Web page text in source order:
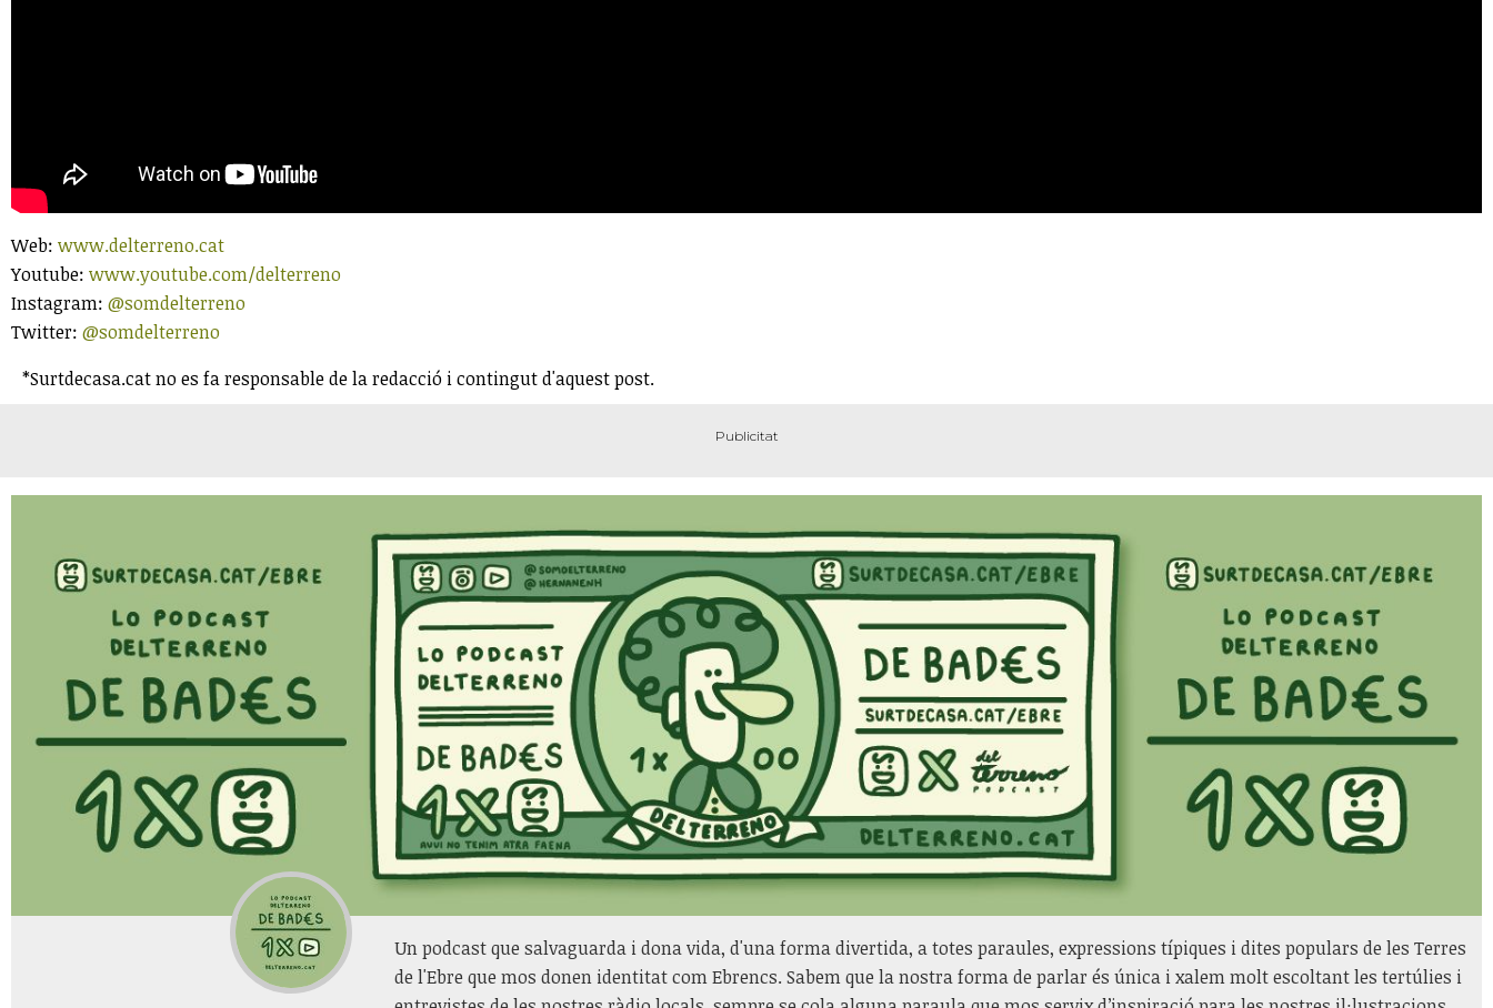
Web: www.delterreno.cat
Youtube: www.youtube.com/delterreno
Instagram: @somdelterreno
Twitter: @somdelterreno
*Surtdecasa.cat no es fa responsable de la redacció i contingut d'aquest post.
Un podcast que salvaguarda i dona vida, d'una forma divertida, a totes paraules, expressions típiques i dites populars de les Terres
de l'Ebre que mos donen identitat com Ebrencs. Sabem que la nostra forma de parlar és única i xalem molt escoltant les tertúlies i